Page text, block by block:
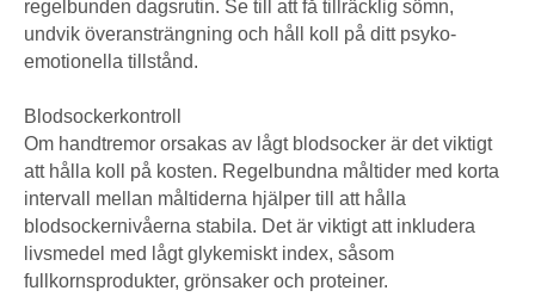
regelbunden dagsrutin. Se till att få tillräcklig sömn,
undvik överansträngning och håll koll på ditt psyko-
emotionella tillstånd.
Blodsockerkontroll
Om handtremor orsakas av lågt blodsocker är det viktigt
att hålla koll på kosten. Regelbundna måltider med korta
intervall mellan måltiderna hjälper till att hålla
blodsockernivåerna stabila. Det är viktigt att inkludera
livsmedel med lågt glykemiskt index, såsom
fullkornsprodukter, grönsaker och proteiner.